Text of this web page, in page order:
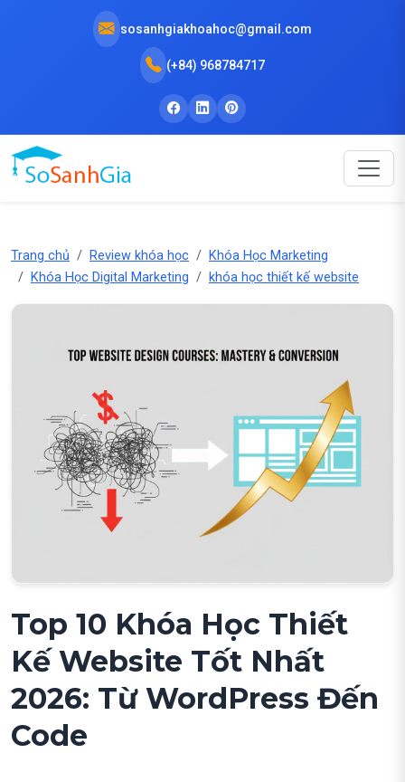
sosanhgiakhoahoc@gmail.com
(+84) 968784717
Trang chủ Review khóa học
Khóa Học Marketing
Khóa Học Digital Marketing
khóa học thiết kế website
Top 10 Khóa Học Thiết
Kế Website Tốt Nhất
2026: Từ WordPress Đến
Code